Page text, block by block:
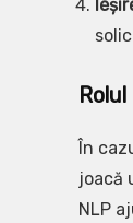
În
joacă
NLP